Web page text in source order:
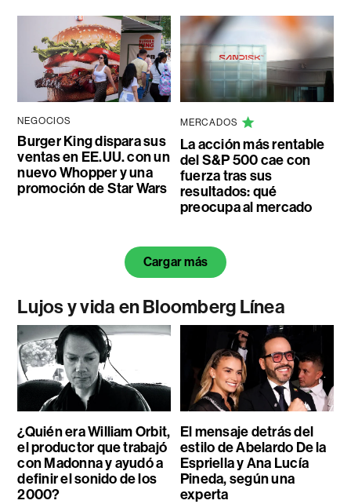
NEGOCIOS
Burger King dispara sus
ventas en EE.UU. con un
nuevo Whopper y una
promoción de Star Wars
MERCADOS
La acción más rentable
del S&P 500 cae con
fuerza tras sus
resultados: qué
preocupa al mercado
Cargar más
Lujos y vida en Bloomberg Línea
¿Quién era William Orbit,
el productor que trabajó
con Madonna y ayudó a
definir el sonido de los
2000?
El mensaje detrás del
estilo de Abelardo De la
Espriella y Ana Lucía
Pineda, según una
experta